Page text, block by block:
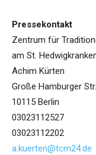
Pressekontakt
Zentrum für
am St.
Achim Kürten
Große Hamburger
10115 Berlin
03023112527
03023112202
a.kuerten@tcm24.de